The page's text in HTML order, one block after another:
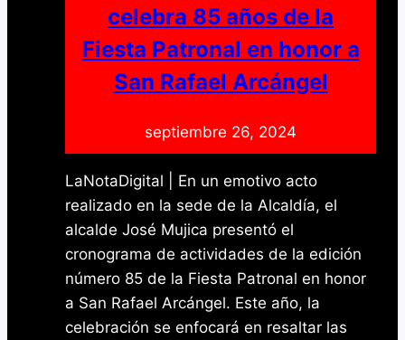
sesión
especial
celebra 85 años de la
Fiesta Patronal en honor a
San Rafael Arcángel
septiembre 26, 2024
LaNotaDigital | En un emotivo acto
realizado en la sede de la Alcaldía, el
alcalde José Mujica presentó el
cronograma de actividades de la edición
número 85 de la Fiesta Patronal en honor
a San Rafael Arcángel. Este año, la
celebración se enfocará en resaltar las